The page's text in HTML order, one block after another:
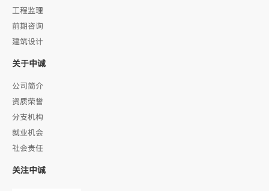
工程监理
前期咨询
建筑设计
关于中诚
公司简介
资质荣誉
分支机构
就业机会
社会责任
关注中诚